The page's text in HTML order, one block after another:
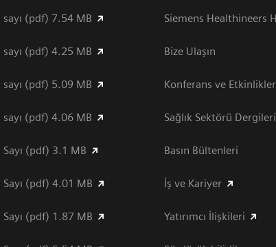
(pdf) 7.54 MB
(pdf) 4.25 MB
(pdf) 5.09 MB
(pdf) 4.06 MB
(pdf) 3.1 MB
(pdf) 4.01 MB
(pdf) 1.87 MB
Siemens Healthineers
Bize Ulaşın
Konferans ve Etkinlikler
Sağlık Sektörü Dergileri
Basın Bültenleri
İş ve Kariyer
Yatırımcı İlişkileri